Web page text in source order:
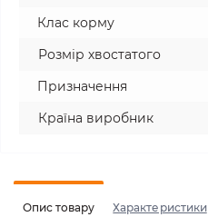
Клас корму
Розмір хвостатого
Призначення
Країна виробник
Опис товару Характеристики